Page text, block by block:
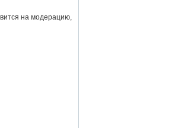
на модерацию,